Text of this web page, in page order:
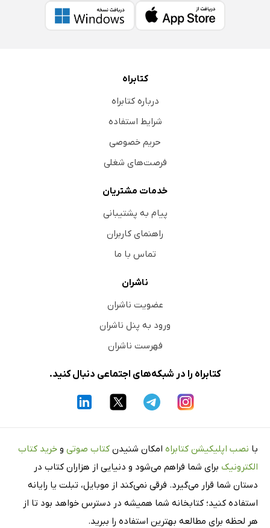
کتابراه
درباره کتابراه
شرایط استفاده
حریم خصوصی
فرصت‌های شغلی
خدمات مشتریان
پیام به پشتیبانی
راهنمای کاربران
تماس با ما
ناشران
عضویت ناشران
ورود به پنل ناشران
فهرست ناشران
کتابراه را در شبکه‌های اجتماعی دنبال کنید.
با نصب اپلیکیشن کتابراه امکان شنیدن کتاب صوتی و خرید کتاب
الکترونیک برای شما فراهم می‌شود و دنیایی از هزاران کتاب در
دستان شما قرار می‌گیرد. فرقی نمی‌کند از موبایل، تبلت یا رایانه
استفاده کنید؛ کتابخانه شما همیشه در دسترس خواهد بود تا از
هر لحظه برای مطالعه بهترین استفاده را ببرید.